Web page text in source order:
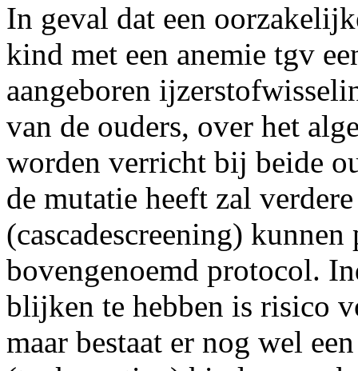
In geval dat een
kind met een anemie tgv
aangeboren
van de ouders, over het
worden verricht bij beide
de mutatie heeft zal
(cascadescreening)
bovengenoemd protocol.
blijken te hebben is risico
maar bestaat er nog wel